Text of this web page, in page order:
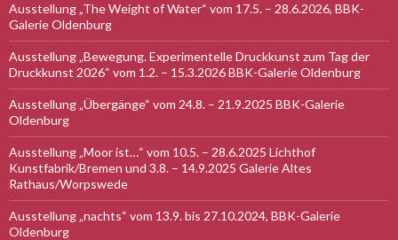
Ausstellung „The Weight of Water“ vom 17.5. – 28.6.2026, BBK-
Galerie Oldenburg
Ausstellung „Bewegung. Experimentelle Druckkunst zum Tag der
Druckkunst 2026“ vom 1.2. – 15.3.2026 BBK-Galerie Oldenburg
Ausstellung „Übergänge“ vom 24.8. – 21.9.2025 BBK-Galerie
Oldenburg
Ausstellung „Moor ist…“ vom 10.5. – 28.6.2025 Lichthof
Kunstfabrik/Bremen und 3.8. – 14.9.2025 Galerie Altes
Rathaus/Worpswede
Ausstellung „nachts“ vom 13.9. bis 27.10.2024, BBK-Galerie
Oldenburg